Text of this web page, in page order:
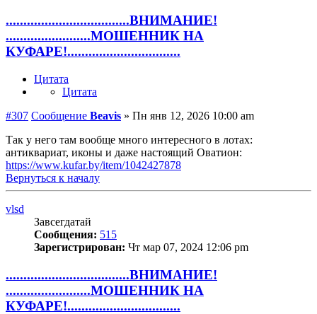
...................................ВНИМАНИЕ!
........................МОШЕННИК НА
КУФАРЕ!................................
Цитата
Цитата
#307 Сообщение Beavis » Пн янв 12, 2026 10:00 am
Так у него там вообще много интересного в лотах:
антиквариат, иконы и даже настоящий Оватион:
https://www.kufar.by/item/1042427878
Вернуться к началу
vlsd
Завсегдатай
Сообщения: 515
Зарегистрирован: Чт мар 07, 2024 12:06 pm
...................................ВНИМАНИЕ!
........................МОШЕННИК НА
КУФАРЕ!................................